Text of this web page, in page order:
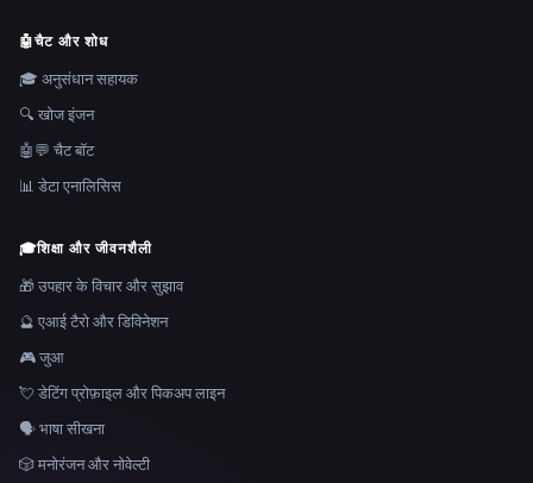
🤖चैट और शोध
🎓 अनुसंधान सहायक
🔍 खोज इंजन
🤖💬 चैट बॉट
📊 डेटा एनालिसिस
🎓शिक्षा और जीवनशैली
🎁 उपहार के विचार और सुझाव
🔮 एआई टैरो और डिविनेशन
🎮 जुआ
💘 डेटिंग प्रोफ़ाइल और पिकअप लाइन
🗣️ भाषा सीखना
🎲 मनोरंजन और नोवेल्टी